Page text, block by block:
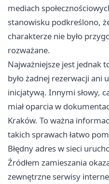
mediach
stanowisku podkreślono,
charakterze nie było
rozważane.
Najważniejsze jest jednak
było żadnej rezerwacji ani
inicjatywą. Innymi słowy,
miał oparcia w
Kraków. To ważna
takich sprawach łatwo
Błędny adres w sieci
Źródłem zamieszania
zewnętrzne serwisy